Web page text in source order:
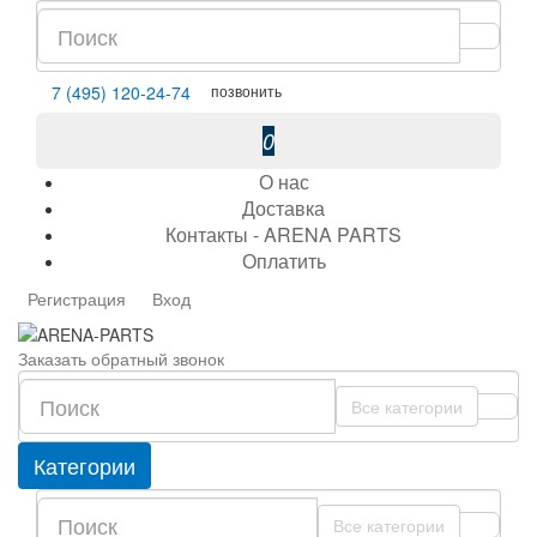
7 (495) 120-24-74 позвонить
0
О нас
Доставка
Контакты - ARENA PARTS
Оплатить
Регистрация Вход
Заказать обратный звонок
Все категории
Категории
Все категории